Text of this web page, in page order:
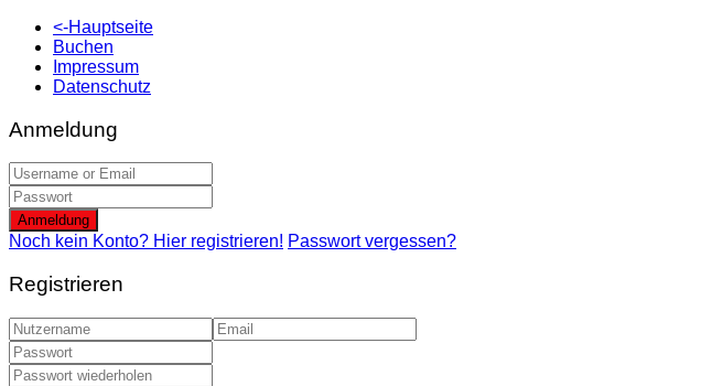
<-Hauptseite
Buchen
Impressum
Datenschutz
Anmeldung
Anmeldung
Noch kein Konto? Hier registrieren! Passwort vergessen?
Registrieren